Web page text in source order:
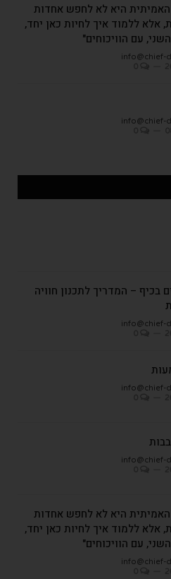
היא לא לחפש אחדות
אלא ללמוד איך לחיות כאן יחד,
עם הוויכוחים"
info@chief-
info@chief-
בכיף – המדריך לתכנון חוויה
info@chief-
info@chief-
info@chief-
היא לא לחפש אחדות
אלא ללמוד איך לחיות כאן יחד,
עם הוויכוחים"
info@chief-